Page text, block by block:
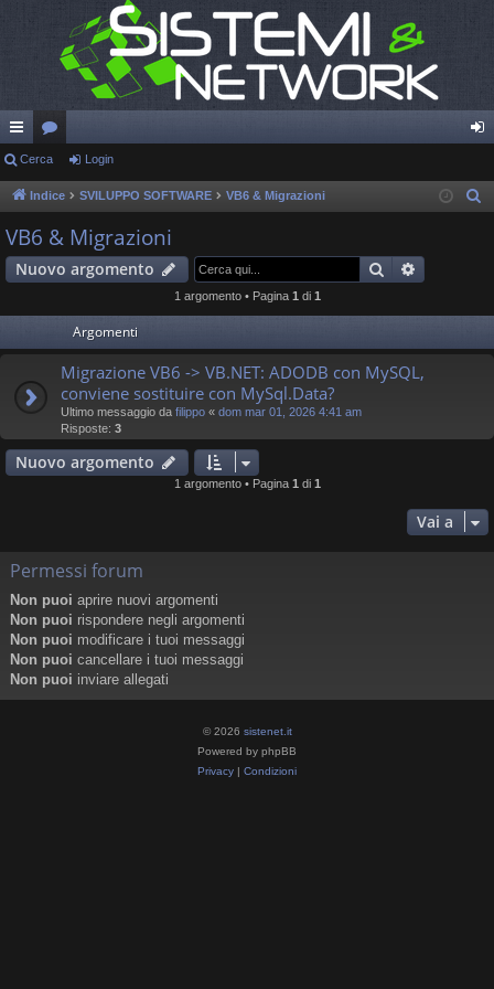
oll
eg
a
m
ap
or
u
m
in
Cerca Login
Indice SVILUPPO SOFTWARE VB6 & Migrazioni
VB6 & Migrazioni
Nuovo argomento Cerca
1 argomento • Pagina 1 di 1
Argomenti
Migrazione VB6 -> VB.NET: ADODB con MySQL,
conviene sostituire con MySql.Data?
Ultimo messaggio da filippo « dom mar 01, 2026 4:41 am
Risposte: 3
Nuovo argomento
1 argomento • Pagina 1 di 1
Vai a
Permessi forum
Non puoi aprire nuovi argomenti
Non puoi rispondere negli argomenti
Non puoi modificare i tuoi messaggi
Non puoi cancellare i tuoi messaggi
Non puoi inviare allegati
© 2026 sistenet.it
Powered by phpBB
Privacy | Condizioni